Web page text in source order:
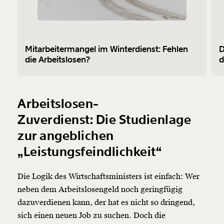
Mitarbeitermangel im Winterdienst: Fehlen
die Arbeitslosen?
Arbeitslosen-
Zuverdienst: Die Studienlage
zur angeblichen
„Leistungsfeindlichkeit“
Die Logik des Wirtschaftsministers ist einfach: Wer
neben dem Arbeitslosengeld noch geringfügig
dazuverdienen kann, der hat es nicht so dringend,
sich einen neuen Job zu suchen. Doch die